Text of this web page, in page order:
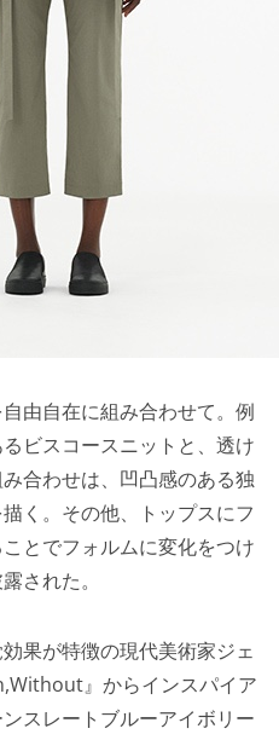
由自在に組み合わせて。例
ビスコースニットと、透け
合わせは、凹凸感のある独
く。その他、トップスにフ
とでフォルムに変化をつけ
された。
果が特徴の現代美術家ジェ
』からインスパイア
スレートブルーアイボリー